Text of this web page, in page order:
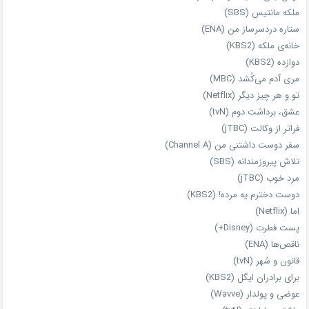
ملکه‌ مانتیس (SBS)
ستاره دردسرساز من (ENA)
خانه‌ی ملکه (KBS2)
دوازده (KBS2)
مری آدم می‌کُشد (MBC)
تو و هر چیز دیگر (Netflix)
عشق، برداشت دوم (tvN)
فراتر از وکالت (jTBC)
سفر دوست‌ داشتنی من (Channel A)
تلاش پیروزمندانه (SBS)
مرد خوب (jTBC)
دوست دخترم یه مرده! (KBS2)
اِما (Netflix)
پست فطرت (Disney+)
ناقص‌ها (ENA)
قانون و شهر (tvN)
برای برادران ایگل (KBS2)
عوضی و پولدار (Wavve)